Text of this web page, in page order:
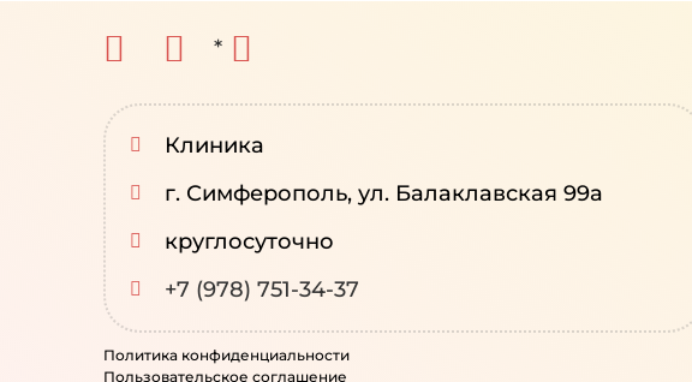
*
Клиника
г. Симферополь, ул. Балаклавская 99а
круглосуточно
+7 (978) 751-34-37
Политика конфиденциальности
Пользовательское соглашение